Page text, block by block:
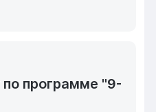
по программе "9-